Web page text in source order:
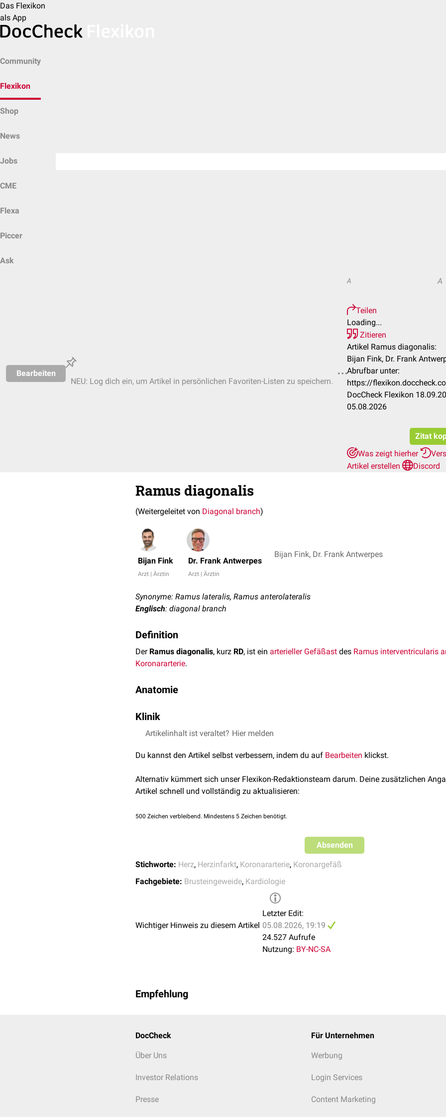
Das Flexikon
als App
Community
Flexikon
Shop
News
Jobs
CME
Flexa
Piccer
Ask
Bearbeiten
NEU: Log dich ein, um Artikel in persönlichen Favoriten-Listen zu speichern.
A A
Teilen
Loading...
Zitieren
Artikel Ramus diagonalis:
Bijan Fink, Dr. Frank
Abrufbar unter:
https://
DocCheck Flexikon
05.08.2026
Zitat
Was zeigt hierher
Artikel erstellen
Discord
Ramus diagonalis
(Weitergeleitet von Diagonal branch)
Bijan Fink
Arzt | Ärztin
Dr. Frank Antwerpes
Arzt | Ärztin
Bijan Fink, Dr. Frank Antwerpes
Synonyme: Ramus lateralis, Ramus anterolateralis
Englisch: diagonal branch
Definition
Der Ramus diagonalis, kurz RD, ist ein arterieller Gefäßast des Ramus interventricularis
Koronararterie.
Anatomie
anatomische Variationen. So wird in der Literatur häufig ein Ramus diagonalis I
diagonalis II (distalis) unterschieden.
Klinik
Ein Verschluss des Ramus diagonalis führt in der Regel zu einem
Ableitungen III undaVFvor.
Artikelinhalt ist veraltet? Hier melden
Du kannst den Artikel selbst verbessern, indem du auf Bearbeiten klickst.
Alternativ kümmert sich unser Flexikon-Redaktionsteam darum. Deine zusätzlichen
Artikel schnell und vollständig zu aktualisieren:
500 Zeichen verbleibend. Mindestens 5 Zeichen benötigt.
Absenden
Stichworte: Herz, Herzinfarkt, Koronararterie, Koronargefäß
Fachgebiete: Brusteingeweide, Kardiologie
Wichtiger Hinweis zu diesem Artikel
Letzter Edit:
05.08.2026, 19:19
24.527 Aufrufe
Nutzung: BY-NC-SA
Empfehlung
DocCheck
Über Uns
Investor Relations
Presse
Für Unternehmen
Werbung
Login Services
Content Marketing